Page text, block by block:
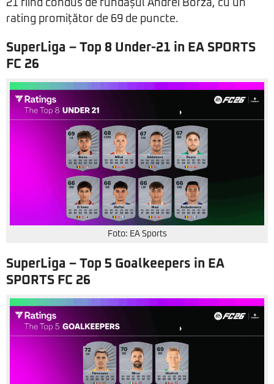
21 fiind condus de fundașul Andrei Borza, cu un
rating promițător de 69 de puncte.
SuperLiga – Top 8 Under-21 in EA SPORTS
FC 26
Foto: EA Sports
SuperLiga – Top 5 Goalkeepers in EA
SPORTS FC 26